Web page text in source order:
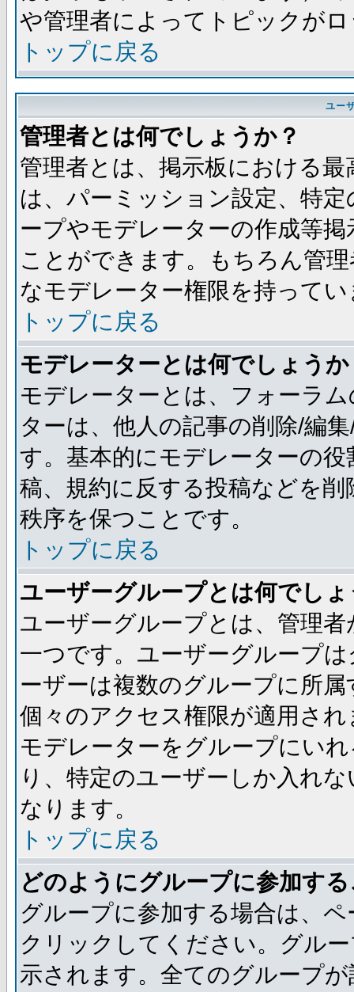
や管理者によってトピックが
トップに戻る
ユー
管理者とは何でしょうか？
管理者とは、掲示板における
は、パーミッション設定、特
ープやモデレーターの作成等
ことができます。もちろん管
なモデレーター権限を持ってい
トップに戻る
モデレーターとは何でしょうか
モデレーターとは、フォーラ
ターは、他人の記事の削除/編
す。基本的にモデレーターの
稿、規約に反する投稿などを
秩序を保つことです。
トップに戻る
ユーザーグループとは何でし
ユーザーグループとは、管理
一つです。ユーザーグループ
ーザーは複数のグループに所
個々のアクセス権限が適用さ
モデレーターをグループにい
り、特定のユーザーしか入れ
なります。
トップに戻る
どのようにグループに参加す
グループに参加する場合は、
クリックしてください。グル
示されます。全てのグループ